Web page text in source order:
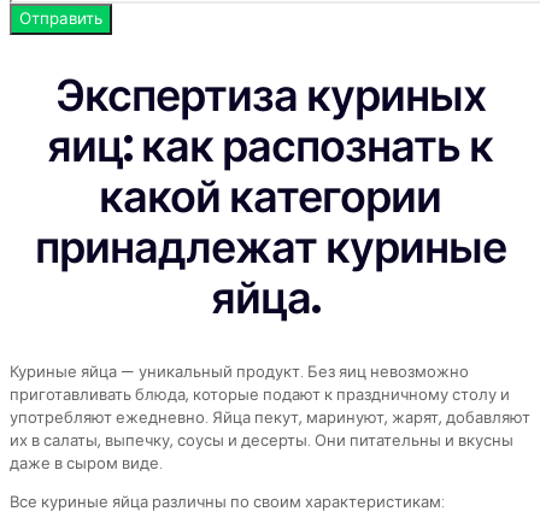
Экспертиза куриных
яиц: как распознать к
какой категории
принадлежат куриные
яйца.
Куриные яйца — уникальный продукт. Без яиц невозможно
приготавливать блюда, которые подают к праздничному столу и
употребляют ежедневно. Яйца пекут, маринуют, жарят, добавляют
их в салаты, выпечку, соусы и десерты. Они питательны и вкусны
даже в сыром виде.
Все куриные яйца различны по своим характеристикам: